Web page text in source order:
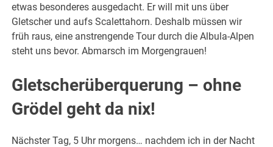
etwas besonderes ausgedacht. Er will mit uns über
Gletscher und aufs Scalettahorn. Deshalb müssen wir
früh raus, eine anstrengende Tour durch die Albula-Alpen
steht uns bevor. Abmarsch im Morgengrauen!
Gletscherüberquerung – ohne
Grödel geht da nix!
Nächster Tag, 5 Uhr morgens… nachdem ich in der Nacht